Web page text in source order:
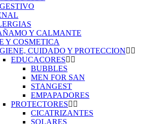
Y CALMANTE
Y COSMETICA
CUIDADO Y PROTECCION
EDUCACORES
BUBBLES
MEN FOR SAN
STANGEST
EMPAPADORES
PROTECTORES
CICATRIZANTES
SOLARES